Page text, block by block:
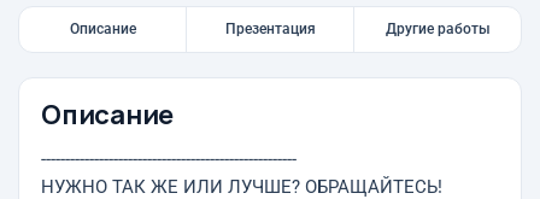
Описание Презентация Другие работы
Описание
-----------------------------------------------------
НУЖНО ТАК ЖЕ ИЛИ ЛУЧШЕ? ОБРАЩАЙТЕСЬ!